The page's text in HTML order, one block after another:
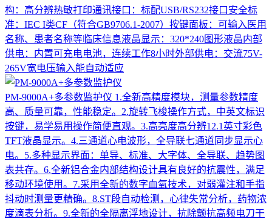
构：高分辨热敏打印通讯接口：标配USB/RS232接口安全标
准：IEC I类CF（符合GB9706.1-2007）按键面板：可输入医用
名称、患者名称等临床信息液晶显示：320*240图形液晶内部
供电：内置可充电电池，连续工作8小时外部供电：交流75V-
265V宽电压输入能自动适应
PM-9000A+多参数监护仪 1.全新高精度模块，测量参数精度
高、质量可靠，性能稳定。2.旋转飞梭操作方式，中英文标识
按键，易学易用操作简便直观。3.高亮度高分辨12.1英寸彩色
TFT液晶显示。4.三通道心电波形，全导联七通道同步显示心
电。5.多种显示界面：单导、标准、大字体、全导联、趋势图
表共存。6.全新铝合金内部结构设计具有良好的抗震性，满足
移动环境使用。7.采用全新的数字血氧技术，对弱灌注和手指
抖动时测量更精确。8.ST段自动检测，心律失常分析，药物浓
度滴表分析。9.全新的全隔离浮地设计，抗除颤抗高频电刀干